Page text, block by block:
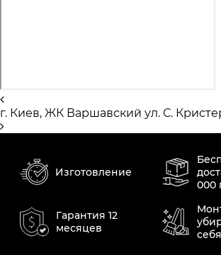
г. Киев, ЖК Варшавский ул. С.
Изготовление
000
Гарантия 12
месяцев
себя